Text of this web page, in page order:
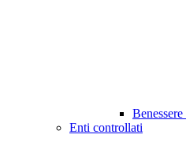
Enti controllati